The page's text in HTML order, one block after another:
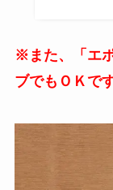
※また、「エ
ブでもＯＫです